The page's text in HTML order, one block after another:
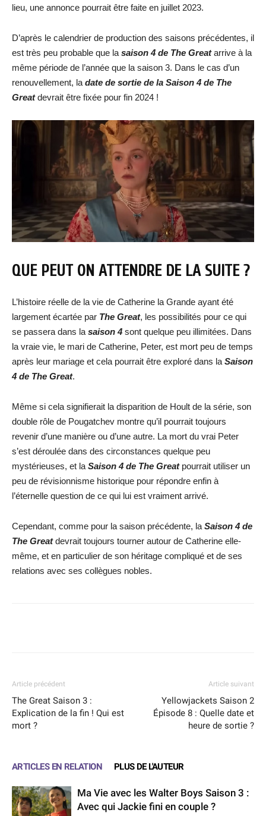
lieu, une annonce pourrait être faite en juillet 2023.
D’après le calendrier de production des saisons précédentes, il
est très peu probable que la saison 4 de The Greatarrive à la
même période de l’année que la saison 3. Dans le cas d’un
renouvellement, la date de sortie de la Saison 4 de The
Greatdevrait être fixée pour fin 2024 !
QUE PEUT ON ATTENDRE DE LA SUITE ?
L’histoire réelle de la vie de Catherine la Grande ayant été
largement écartée par The Great, les possibilités pour ce qui
se passera dans la saison 4 sont quelque peu illimitées. Dans
la vraie vie, le mari de Catherine, Peter, est mort peu de temps
après leur mariage et cela pourrait être exploré dans la Saison
4 de The Great.
Même si cela signifierait la disparition de Hoult de la série, son
double rôle de Pougatchev montre qu’il pourrait toujours
revenir d’une manière ou d’une autre. La mort du vrai Peter
s’est déroulée dans des circonstances quelque peu
mystérieuses, et la Saison 4 de The Greatpourrait utiliser un
peu de révisionnisme historique pour répondre enfin à
l’éternelle question de ce qui lui est vraiment arrivé.
Cependant, comme pour la saison précédente, la Saison 4 de
The Greatdevrait toujours tourner autour de Catherine elle-
même, et en particulier de son héritage compliqué et de ses
relations avec ses collègues nobles.
Article précédent
The Great Saison 3 :
Explication de la fin ! Qui est
mort ?
Article suivant
Yellowjackets Saison 2
Épisode 8 : Quelle date et
heure de sortie ?
ARTICLES EN RELATION PLUS DE L'AUTEUR
Ma Vie avec les Walter Boys Saison 3 :
Avec qui Jackie fini en couple ?